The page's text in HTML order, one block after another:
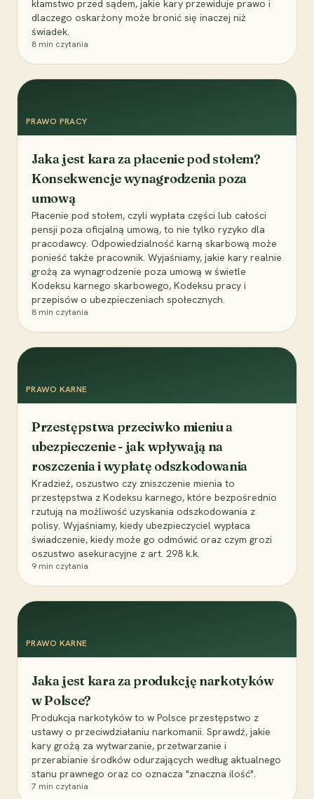
kłamstwo przed sądem, jakie kary przewiduje prawo i
dlaczego oskarżony może bronić się inaczej niż
świadek.
8 min czytania
PRAWO PRACY
Jaka jest kara za płacenie pod stołem?
Konsekwencje wynagrodzenia poza
umową
Płacenie pod stołem, czyli wypłata części lub całości
pensji poza oficjalną umową, to nie tylko ryzyko dla
pracodawcy. Odpowiedzialność karną skarbową może
ponieść także pracownik. Wyjaśniamy, jakie kary realnie
grożą za wynagrodzenie poza umową w świetle
Kodeksu karnego skarbowego, Kodeksu pracy i
przepisów o ubezpieczeniach społecznych.
8 min czytania
PRAWO KARNE
Przestępstwa przeciwko mieniu a
ubezpieczenie - jak wpływają na
roszczenia i wypłatę odszkodowania
Kradzież, oszustwo czy zniszczenie mienia to
przestępstwa z Kodeksu karnego, które bezpośrednio
rzutują na możliwość uzyskania odszkodowania z
polisy. Wyjaśniamy, kiedy ubezpieczyciel wypłaca
świadczenie, kiedy może go odmówić oraz czym grozi
oszustwo asekuracyjne z art. 298 k.k.
9 min czytania
PRAWO KARNE
Jaka jest kara za produkcję narkotyków
w Polsce?
Produkcja narkotyków to w Polsce przestępstwo z
ustawy o przeciwdziałaniu narkomanii. Sprawdź, jakie
kary grożą za wytwarzanie, przetwarzanie i
przerabianie środków odurzających według aktualnego
stanu prawnego oraz co oznacza "znaczna ilość".
7 min czytania